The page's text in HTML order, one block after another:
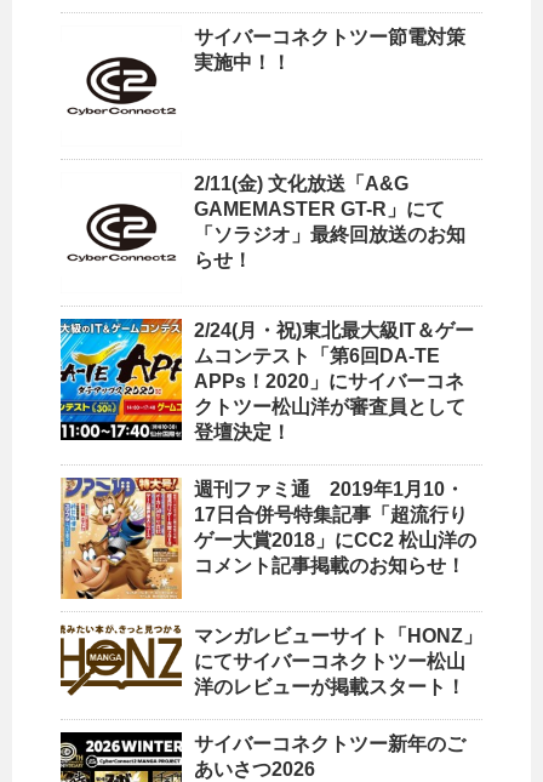
サイバーコネクトツー節電対策
実施中！！
2/11(金) 文化放送「A&G
GAMEMASTER GT-R」にて
「ソラジオ」最終回放送のお知
らせ！
2/24(月・祝)東北最大級IT＆ゲー
ムコンテスト「第6回DA-TE
APPs！2020」にサイバーコネ
クトツー松山洋が審査員として
登壇決定！
週刊ファミ通 2019年1月10・
17日合併号特集記事「超流行り
ゲー大賞2018」にCC2 松山洋の
コメント記事掲載のお知らせ！
マンガレビューサイト「HONZ」
にてサイバーコネクトツー松山
洋のレビューが掲載スタート！
サイバーコネクトツー新年のご
あいさつ2026